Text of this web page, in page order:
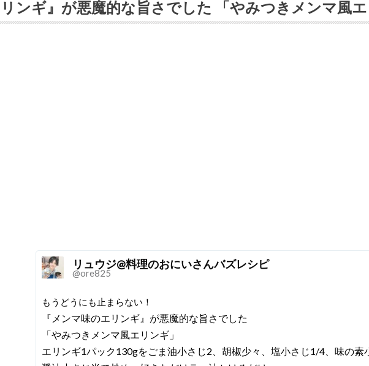
リンギ』が悪魔的な旨さでした 「やみつきメンマ風エ
リュウジ@料理のおにいさんバズレシピ
@ore825
もうどうにも止まらない！
『メンマ味のエリンギ』が悪魔的な旨さでした
「やみつきメンマ風エリンギ」
エリンギ1パック130gをごま油小さじ2、胡椒少々、塩小さじ1/4、味の素